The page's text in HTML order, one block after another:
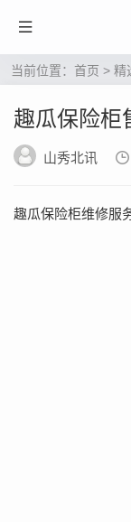
当前位置： 首页 > 精
趣瓜保险柜
山秀北讯
趣瓜保险柜维修服